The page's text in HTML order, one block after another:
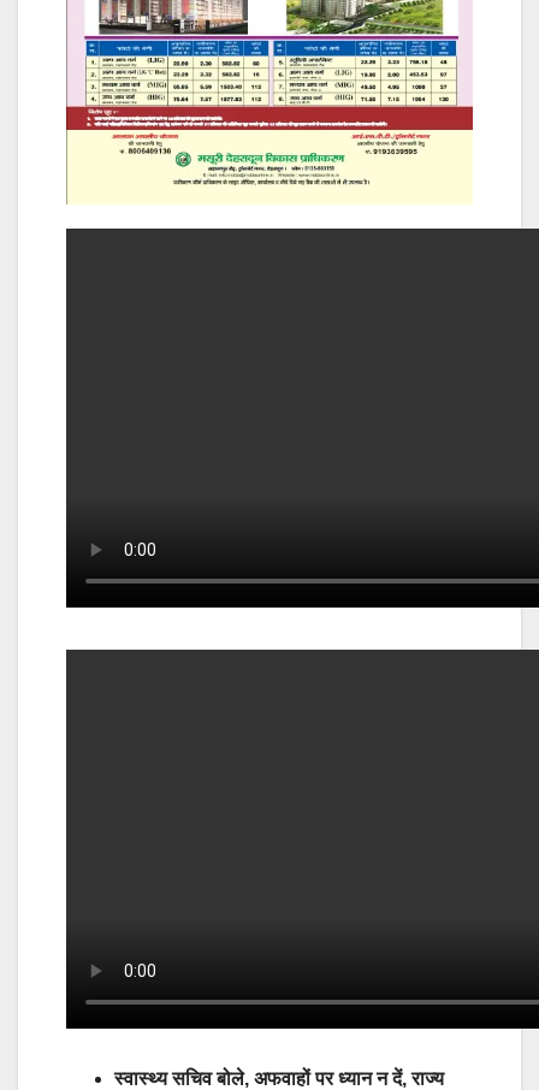
स्वास्थ्य सचिव बोले, अफवाहों पर ध्यान न दें, राज्य